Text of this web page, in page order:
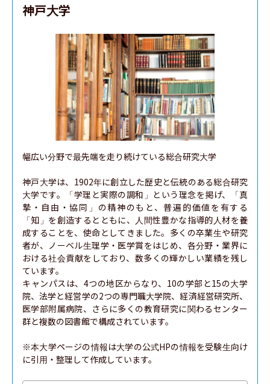
神戸大学
幅広い分野で最先端を走り続けている総合研究大学
神戸大学は、1902年に創立した歴史と伝統のある総合研究
大学です。「学理と実際の調和」という理念を掲げ、「真
摯・自由・協同」の精神のもと、普遍的価値を有する
「知」を創造するとともに、人間性豊かな指導的人材を養
成することを、使命としてきました。多くの卒業生や研究
者が、ノーベル生理学・医学賞をはじめ、各分野・業界に
おける社会貢献をしており、数多くの輝かしい業績を残し
ています。
キャンパスは、4つの地区からなり、10の学部と15の大学
院、法学と経営学の2つの専門職大学院、経済経営研究所、
医学部附属病院、さらに多くの教育研究に関わるセンター
群と複数の図書館で構成されています。
※本大学ページの情報は大学の公式HPの情報を受験生向け
に引用・整理して作成しています。